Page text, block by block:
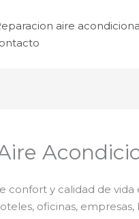
aire
confort y calidad de
oficinas,